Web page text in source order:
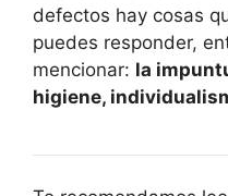
defectos hay cosas
puedes responder,
mencionar: la
higiene,